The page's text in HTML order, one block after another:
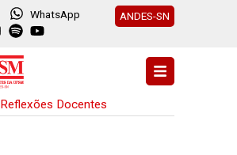
WhatsApp ANDES-SN
Reflexões Docentes